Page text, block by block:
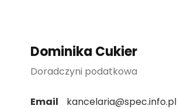
Dominika Cukier
Doradczyni podatkowa
Email kancelaria@spec.info.pl